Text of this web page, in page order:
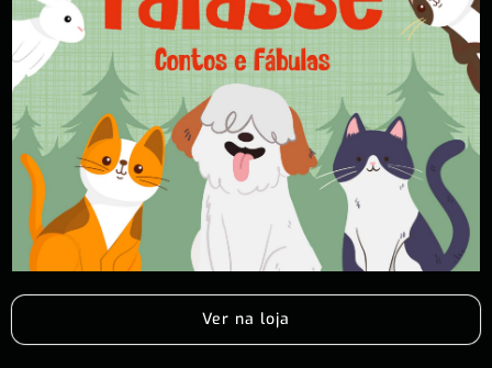
Ver na loja